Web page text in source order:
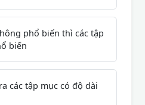
phổ biến thì các tập
biến
các tập mục có độ dài